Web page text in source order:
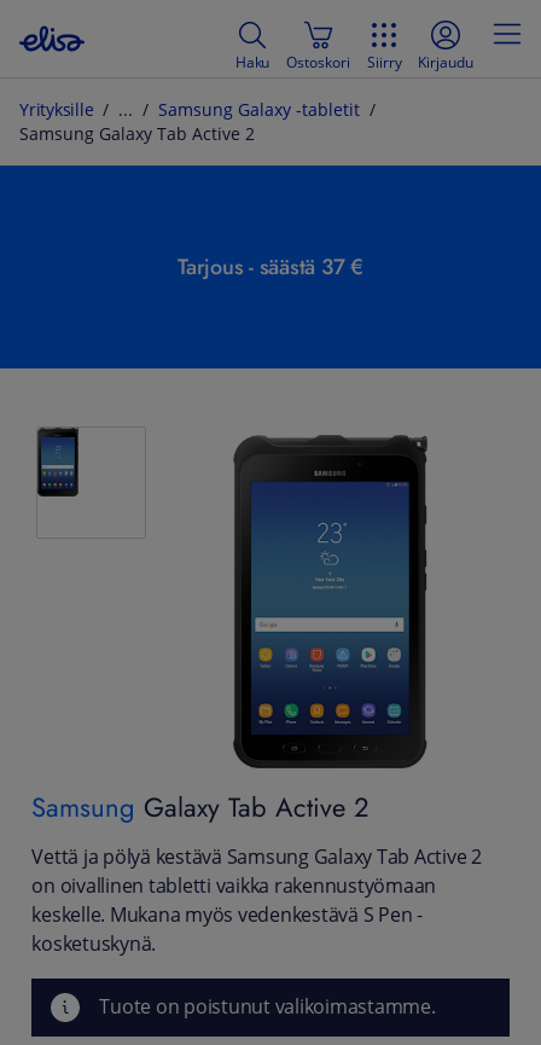
Haku Ostoskori Siirry Kirjaudu
Yrityksille
Samsung Galaxy -tabletit
Samsung Galaxy Tab Active 2
Tarjous - säästä 37 €
Samsung Galaxy Tab Active 2
Vettä ja pölyä kestävä Samsung Galaxy Tab Active 2
on oivallinen tabletti vaikka rakennustyömaan
keskelle. Mukana myös vedenkestävä S Pen -
kosketuskynä.
Tuote on poistunut valikoimastamme.